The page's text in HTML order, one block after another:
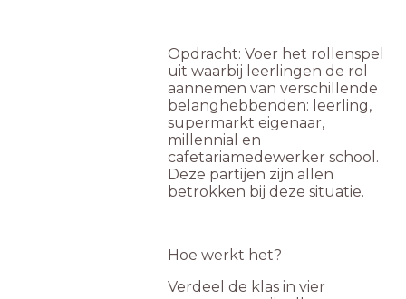
Opdracht: Voer het rollenspel
uit waarbij leerlingen de rol
aannemen van verschillende
belanghebbenden: leerling,
supermarkt eigenaar,
millennial en
cafetariamedewerker school.
Deze partijen zijn allen
betrokken bij deze situatie.
Hoe werkt het?
Verdeel de klas in vier